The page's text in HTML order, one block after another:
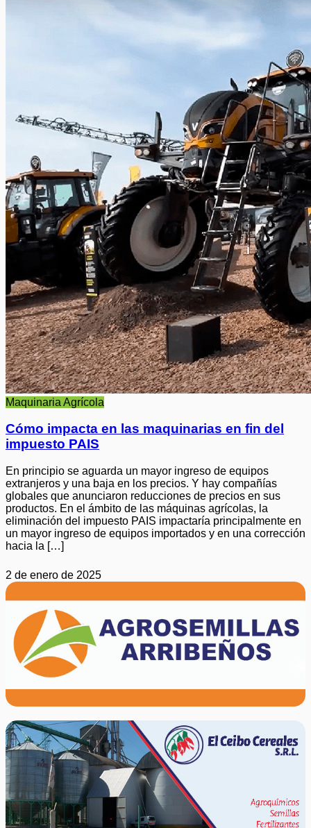
Maquinaria Agrícola
Cómo impacta en las maquinarias en fin del
impuesto PAIS
En principio se aguarda un mayor ingreso de equipos
extranjeros y una baja en los precios. Y hay compañías
globales que anunciaron reducciones de precios en sus
productos. En el ámbito de las máquinas agrícolas, la
eliminación del impuesto PAIS impactaría principalmente en
un mayor ingreso de equipos importados y en una corrección
hacia la […]
2 de enero de 2025